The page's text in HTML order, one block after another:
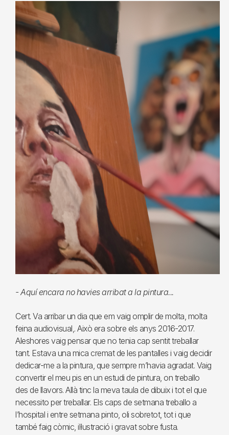
- Aquí encara no havies arribat a la pintura...
Cert. Va arribar un dia que em vaig omplir de molta, molta
feina audiovisual,. Això era sobre els anys 2016-2017.
Aleshores vaig pensar que no tenia cap sentit treballar
tant. Estava una mica cremat de les pantalles i vaig decidir
dedicar-me a la pintura, que sempre m’havia agradat. Vaig
convertir el meu pis en un estudi de pintura, on treballo
des de llavors. Allà tinc la meva taula de dibuix i tot el que
necessito per treballar. Els caps de setmana treballo a
l’hospital i entre setmana pinto, oli sobretot, tot i que
també faig còmic, il·lustració i gravat sobre fusta.